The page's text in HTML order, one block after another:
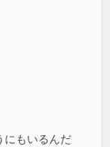
にもいるんだ